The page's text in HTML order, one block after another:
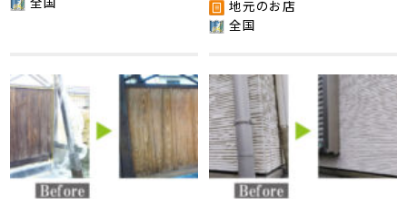
地元のお店
全国